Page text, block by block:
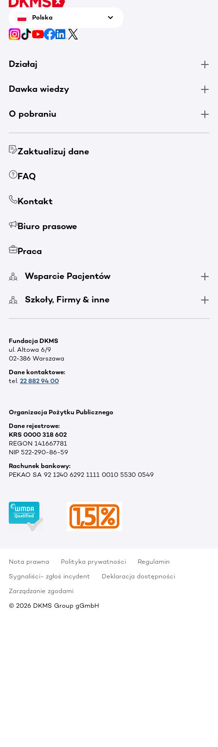
Polska
Działaj
Dawka wiedzy
O pobraniu
Zaktualizuj dane
FAQ
Kontakt
Biuro prasowe
Praca
Wsparcie Pacjentów
Szkoły, Firmy & inne
Fundacja DKMS
ul. Altowa 6/9
02-386 Warszawa
Dane kontaktowe:
tel. 22 882 94 00
Organizacja Pożytku Publicznego
Dane rejestrowe:
KRS 0000 318 602
REGON 141667781
NIP 522-290-86-59
Rachunek bankowy:
PEKAO SA 92 1240 6292 1111 0010 5530 0549
Nota prawna Polityka prywatności
Regulamin
Sygnaliści- zgłoś incydent
Deklaracja dostępności
Zarządzanie zgodami
© 2026 DKMS Group gGmbH